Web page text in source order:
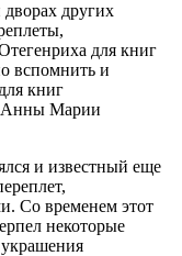
дворах других
для книг
вспомнить и
книг
Анны Марии
и известный еще
Со временем этот
некоторые